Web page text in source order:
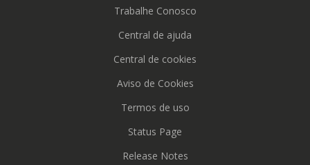
Trabalhe Conosco
Central de ajuda
Central de cookies
Aviso de Cookies
Termos de uso
Status Page
Release Notes